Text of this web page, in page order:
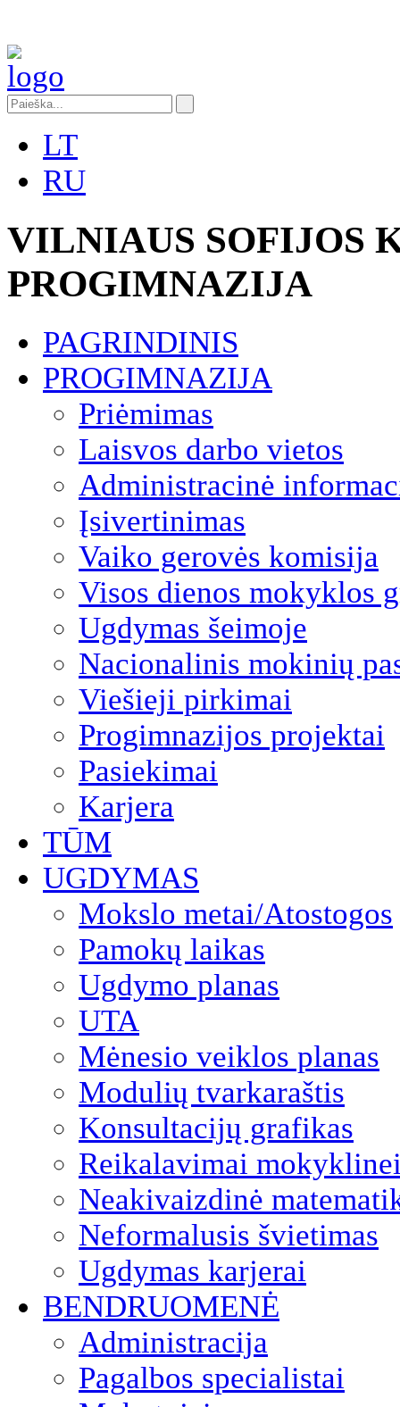
LT
RU
VILNIAUS SOFIJOS
PROGIMNAZIJA
PAGRINDINIS
PROGIMNAZIJA
Priėmimas
Laisvos darbo vietos
Administracinė
Įsivertinimas
Vaiko gerovės komisija
Visos dienos mokyklos
Ugdymas šeimoje
Nacionalinis mokinių
Viešieji pirkimai
Progimnazijos projektai
Pasiekimai
Karjera
TŪM
UGDYMAS
Mokslo metai/Atostogos
Pamokų laikas
Ugdymo planas
UTA
Mėnesio veiklos planas
Modulių tvarkaraštis
Konsultacijų grafikas
Reikalavimai
Neakivaizdinė
Neformalusis švietimas
Ugdymas karjerai
BENDRUOMENĖ
Administracija
Pagalbos specialistai